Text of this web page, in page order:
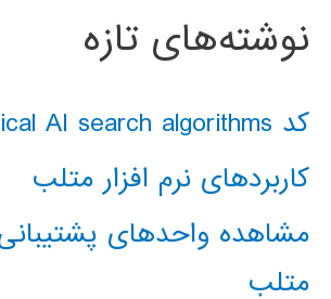
نوشته‌های تازه
کد classical AI search algorithms
کاربردهای نرم افزار متلب
مشاهده واحدهای
متلب